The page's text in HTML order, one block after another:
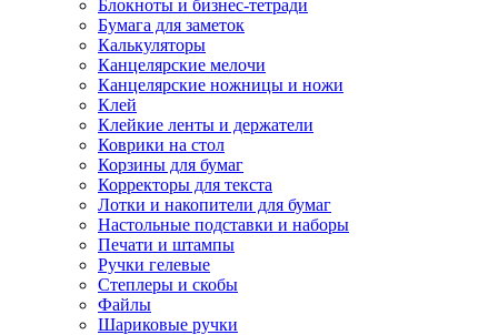
Блокноты и бизнес-тетради
Бумага для заметок
Калькуляторы
Канцелярские мелочи
Канцелярские ножницы и ножи
Клей
Клейкие ленты и держатели
Коврики на стол
Корзины для бумаг
Корректоры для текста
Лотки и накопители для бумаг
Настольные подставки и наборы
Печати и штампы
Ручки гелевые
Степлеры и скобы
Файлы
Шариковые ручки